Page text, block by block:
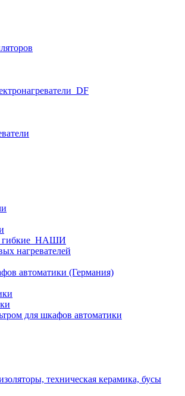
гибкие_НАШИ
нагревателей
автоматики (Германия)
для шкафов автоматики
техническая керамика, бусы